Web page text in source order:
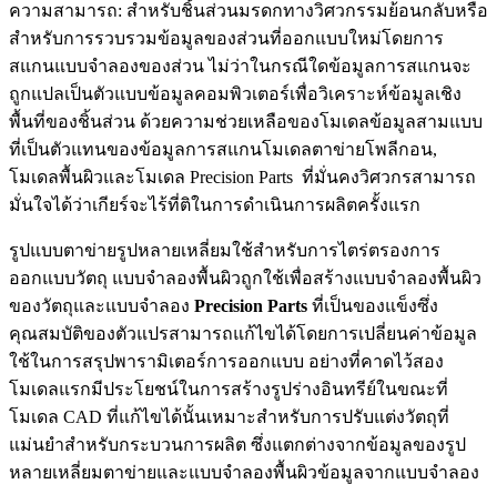
ความสามารถ: สำหรับชิ้นส่วนมรดกทางวิศวกรรมย้อนกลับหรือ
สำหรับการรวบรวมข้อมูลของส่วนที่ออกแบบใหม่โดยการ
สแกนแบบจำลองของส่วน ไม่ว่าในกรณีใดข้อมูลการสแกนจะ
ถูกแปลเป็นตัวแบบข้อมูลคอมพิวเตอร์เพื่อวิเคราะห์ข้อมูลเชิง
พื้นที่ของชิ้นส่วน ด้วยความช่วยเหลือของโมเดลข้อมูลสามแบบ
ที่เป็นตัวแทนของข้อมูลการสแกนโมเดลตาข่ายโพลีกอน,
โมเดลพื้นผิวและโมเดล Precision Parts ที่มั่นคงวิศวกรสามารถ
มั่นใจได้ว่าเกียร์จะไร้ที่ติในการดำเนินการผลิตครั้งแรก
รูปแบบตาข่ายรูปหลายเหลี่ยมใช้สำหรับการไตร่ตรองการ
ออกแบบวัตถุ แบบจำลองพื้นผิวถูกใช้เพื่อสร้างแบบจำลองพื้นผิว
ของวัตถุและแบบจำลอง Precision Parts ที่เป็นของแข็งซึ่ง
คุณสมบัติของตัวแปรสามารถแก้ไขได้โดยการเปลี่ยนค่าข้อมูล
ใช้ในการสรุปพารามิเตอร์การออกแบบ อย่างที่คาดไว้สอง
โมเดลแรกมีประโยชน์ในการสร้างรูปร่างอินทรีย์ในขณะที่
โมเดล CAD ที่แก้ไขได้นั้นเหมาะสำหรับการปรับแต่งวัตถุที่
แม่นยำสำหรับกระบวนการผลิต ซึ่งแตกต่างจากข้อมูลของรูป
หลายเหลี่ยมตาข่ายและแบบจำลองพื้นผิวข้อมูลจากแบบจำลอง